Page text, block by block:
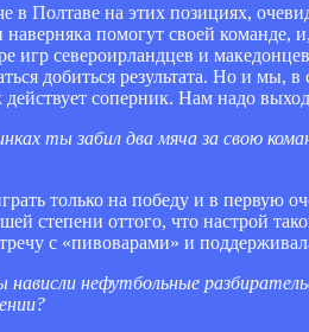
в Полтаве на этих позициях,
помогут своей команде,
игр североирландцев и
добиться результата. Но и
соперник. Нам надо
ты забил два мяча за свою
только на победу и в первую
степени оттого, что настрой
с «пивоварами» и
нависли нефутбольные